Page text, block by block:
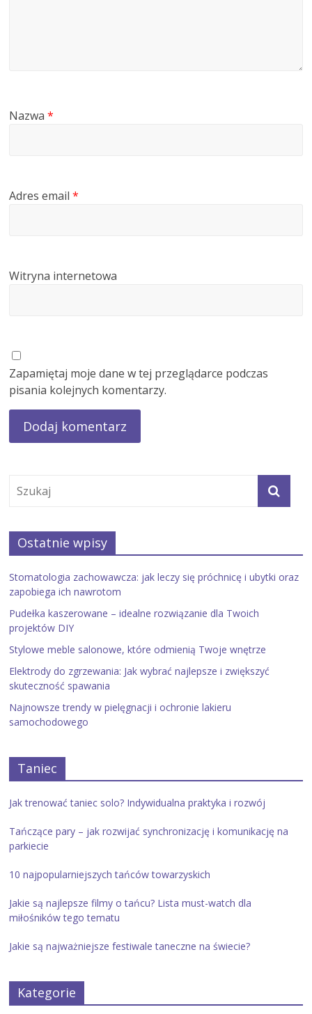
Nazwa*
Adres email*
Witryna internetowa
Zapamiętaj moje dane w tej przeglądarce podczas
pisania kolejnych komentarzy.
Ostatnie wpisy
Stomatologia zachowawcza: jak leczy się próchnicę i ubytki oraz
zapobiega ich nawrotom
Pudełka kaszerowane – idealne rozwiązanie dla Twoich
projektów DIY
Stylowe meble salonowe, które odmienią Twoje wnętrze
Elektrody do zgrzewania: Jak wybrać najlepsze i zwiększyć
skuteczność spawania
Najnowsze trendy w pielęgnacji i ochronie lakieru
samochodowego
Taniec
Jak trenować taniec solo? Indywidualna praktyka i rozwój
Tańczące pary – jak rozwijać synchronizację i komunikację na
parkiecie
10 najpopularniejszych tańców towarzyskich
Jakie są najlepsze filmy o tańcu? Lista must-watch dla
miłośników tego tematu
Jakie są najważniejsze festiwale taneczne na świecie?
Kategorie